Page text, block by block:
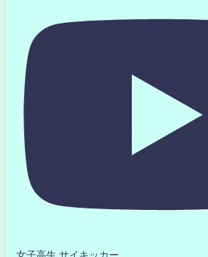
女子高生 サイキッカー